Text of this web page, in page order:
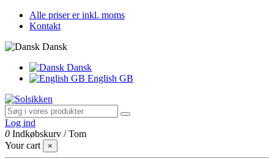
Alle priser er inkl. moms
Kontakt
Dansk
Dansk
English GB
Log ind
0 Indkøbskurv /Tom
Your cart
×